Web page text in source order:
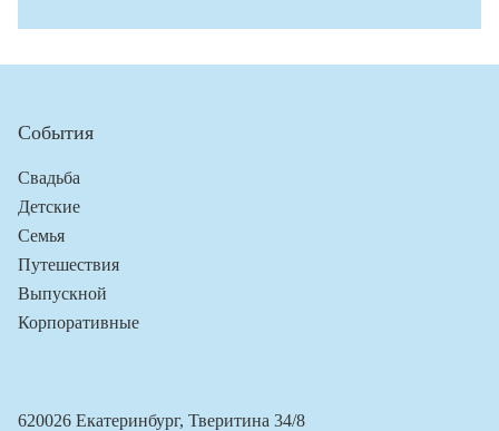
События
Свадьба
Детские
Семья
Путешествия
Выпускной
Корпоративные
620026 Екатеринбург, Тверитина 34/8